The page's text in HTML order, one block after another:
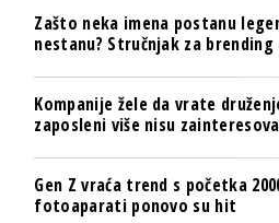
Zašto neka imena postanu
nestanu? Stručnjak za
Kompanije žele da vrate
zaposleni više nisu
Gen Z vraća trend s početka
fotoaparati ponovo su hit